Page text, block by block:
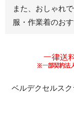
春夏
スモック
秋冬
クリ
また、おしゃれ
服・作業着のおす
ベルデクセルス